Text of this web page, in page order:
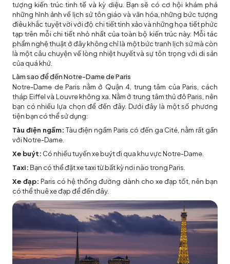
tượng kiến trúc tinh tế và kỳ diệu. Bạn sẽ có cơ hội khám phá
những hình ảnh về lịch sử tôn giáo và văn hóa, những bức tượng
điêu khắc tuyệt vời với độ chi tiết tinh xảo và những họa tiết phức
tạp trên mỗi chi tiết nhỏ nhất của toàn bộ kiến trúc này. Mỗi tác
phẩm nghệ thuật ở đây không chỉ là một bức tranh lịch sử mà còn
là một câu chuyện về lòng nhiệt huyết và sự tôn trọng với di sản
của quá khứ.
Làm sao để đến Notre-Dame de Paris
Notre-Dame de Paris nằm ở Quận 4, trung tâm của Paris, cách
tháp Eiffel và Louvre không xa. Nằm ở trung tâm thủ đô Paris, nên
bạn có nhiều lựa chọn để đến đây. Dưới đây là một số phương
tiện bạn có thể sử dụng:
Tàu điện ngầm: Tàu điện ngầm Paris có đến ga Cité, nằm rất gần
với Notre-Dame.
Xe buýt: Có nhiều tuyến xe buýt đi qua khu vực Notre-Dame.
Taxi:Bạn có thể đặt xe taxi từ bất kỳ nơi nào trong Paris.
Xe đạp: Paris có hệ thống đường dành cho xe đạp tốt, nên bạn
có thể thuê xe đạp để đến đây.